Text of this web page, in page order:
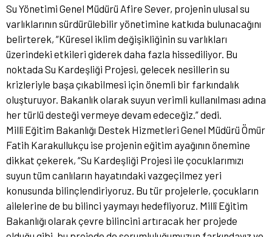
Su Yönetimi Genel Müdürü Afire Sever, projenin ulusal su
varlıklarının sürdürülebilir yönetimine katkıda bulunacağını
belirterek, “Küresel iklim değişikliğinin su varlıkları
üzerindeki etkileri giderek daha fazla hissediliyor. Bu
noktada Su Kardeşliği Projesi, gelecek nesillerin su
krizleriyle başa çıkabilmesi için önemli bir farkındalık
oluşturuyor. Bakanlık olarak suyun verimli kullanılması adına
her türlü desteği vermeye devam edeceğiz.” dedi.
Millî Eğitim Bakanlığı Destek Hizmetleri Genel Müdürü Ömür
Fatih Karakullukçu ise projenin eğitim ayağının önemine
dikkat çekerek, “Su Kardeşliği Projesi ile çocuklarımızı
suyun tüm canlıların hayatındaki vazgeçilmez yeri
konusunda bilinçlendiriyoruz. Bu tür projelerle, çocukların
ailelerine de bu bilinci yaymayı hedefliyoruz. Millî Eğitim
Bakanlığı olarak çevre bilincini artıracak her projede